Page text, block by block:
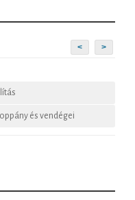
< >
és vendégei